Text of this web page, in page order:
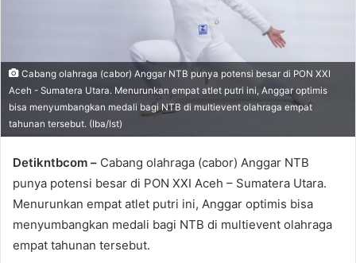
Cabang olahraga (cabor) Anggar NTB punya potensi besar di PON XXI
Aceh - Sumatera Utara. Menurunkan empat atlet putri ini, Anggar optimis
bisa menyumbangkan medali bagi NTB di multievent olahraga empat
tahunan tersebut. (Iba/Ist)
Detikntbcom – Cabang olahraga (cabor) Anggar NTB
punya potensi besar di PON XXI Aceh – Sumatera Utara.
Menurunkan empat atlet putri ini, Anggar optimis bisa
menyumbangkan medali bagi NTB di multievent olahraga
empat tahunan tersebut.